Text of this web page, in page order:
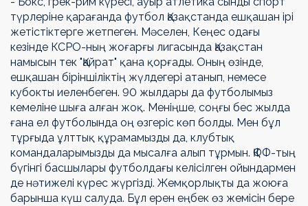
түрлеріне қарағанда футбол Қазақстанда ешқашан ірі
жетістіктерге жетпеген. Мәселен, Кеңес одағы
кезінде КСРО-ның жоғарғы лигасында Қазақстан
намысын тек "Қайрат" қана қорғады. Оның өзінде,
ешқашан біріншіліктің жүлдегері атанып, немесе
кубокты иеленбеген. 90 жылдары да футболымыз
кемеліне шыға алған жоқ. Меніңше, соңғы бес жылда
ғана ел футболында оң өзгеріс көп болды. Мен бұл
тұрғыда ұлттық құрамамызды да, клубтық
командаларымызды да мысалға алып тұрмын. ҚФФ-тың
бүгінгі басшылары футболдағы келісілген ойындармен
де нәтижелі күрес жүргізді. Жемқорлықты да жоюға
барынша күш салуда. Бұл ерен еңбек өз жемісін бере